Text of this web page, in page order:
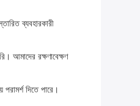
ব্যবহারকারী
আমাদের রক্ষণাবেক্ষণ
দিতে পারে।